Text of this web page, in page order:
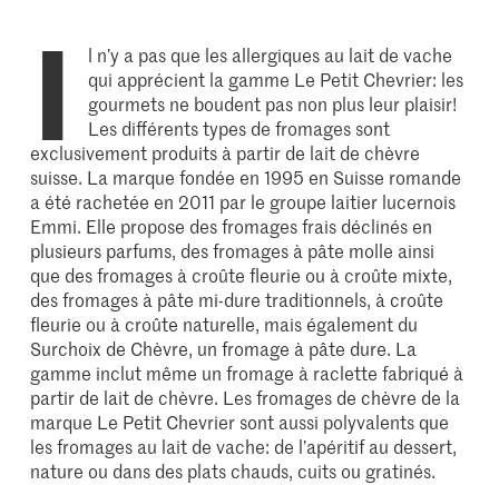
I
l n’y a pas que les allergiques au lait de vache
qui apprécient la gamme Le Petit Chevrier: les
gourmets ne boudent pas non plus leur plaisir!
Les différents types de fromages sont
exclusivement produits à partir de lait de chèvre
suisse. La marque fondée en 1995 en Suisse romande
a été rachetée en 2011 par le groupe laitier lucernois
Emmi. Elle propose des fromages frais déclinés en
plusieurs parfums, des fromages à pâte molle ainsi
que des fromages à croûte fleurie ou à croûte mixte,
des fromages à pâte mi-dure traditionnels, à croûte
fleurie ou à croûte naturelle, mais également du
Surchoix de Chèvre, un fromage à pâte dure. La
gamme inclut même un fromage à raclette fabriqué à
partir de lait de chèvre. Les fromages de chèvre de la
marque Le Petit Chevrier sont aussi polyvalents que
les fromages au lait de vache: de l’apéritif au dessert,
nature ou dans des plats chauds, cuits ou gratinés.